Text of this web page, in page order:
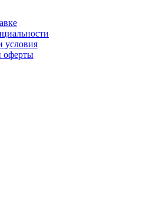
условия
оферты